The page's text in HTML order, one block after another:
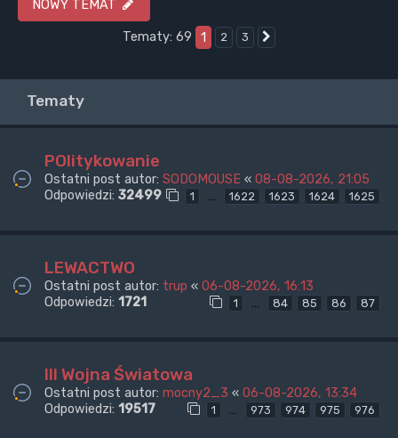
NOWY TEMAT
Tematy: 69
1 2 3
Tematy
POlitykowanie
Ostatni post autor: SODOMOUSE « 08-08-2026, 21:05
Odpowiedzi: 32499 1 … 1622 1623 1624 1625
LEWACTWO
Ostatni post autor: trup « 06-08-2026, 16:13
Odpowiedzi: 1721 1 … 84 85 86 87
III Wojna Światowa
Ostatni post autor: mocny2_3 « 06-08-2026, 13:34
Odpowiedzi: 19517 1 … 973 974 975 976